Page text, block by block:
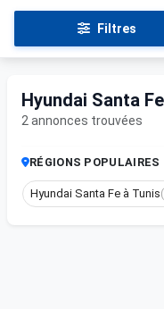
Filtres
Hyundai Santa
2 annonces trouvées
RÉGIONS POPULAIRES
Hyundai Santa Fe à Tunis